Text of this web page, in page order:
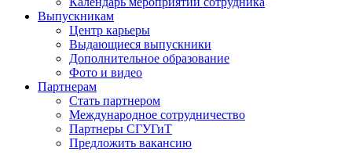
Выпускникам
Центр карьеры
Выдающиеся выпускники
Дополнительное образование
Фото и видео
Партнерам
Стать партнером
Международное сотрудничество
Партнеры СГУГиТ
Предложить вакансию